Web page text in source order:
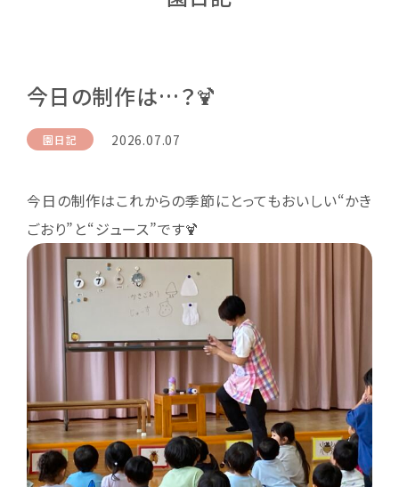
今日の制作は…？🍹
園日記 2026.07.07
今日の制作はこれからの季節にとってもおいしい“かき
ごおり”と“ジュース”です🍹